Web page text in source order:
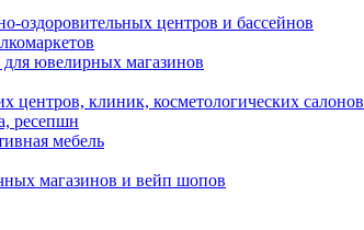
оздоровительных центров и бассейнов
для ювелирных магазинов
центров, клиник, косметологических салонов
ресепшн
мебель
магазинов и вейп шопов